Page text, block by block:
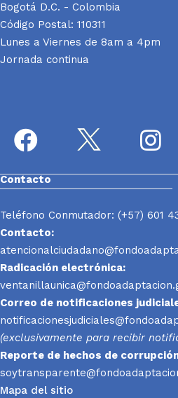
Bogotá D.C. - Colombia
Código Postal: 110311
Lunes a Viernes de 8am a 4pm
Jornada continua
Contacto
Teléfono Conmutador: (+57) 601
Contacto:
Radicación electrónica:
Correo de notificaciones
(exclusivamente para recibir
Reporte de hechos de
Mapa del sitio